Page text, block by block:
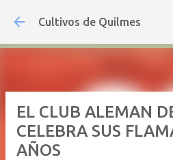
Ir al contenido
Cultivos de Quilmes
EL CLUB ALEMAN
CELEBRA SUS
AÑOS